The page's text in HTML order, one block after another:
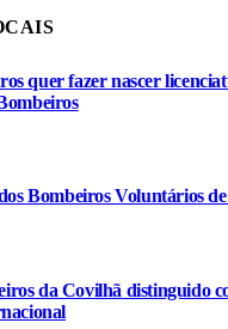
quer fazer nascer
Bombeiros Voluntários
da Covilhã distinguido